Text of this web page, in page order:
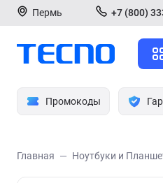
Пермь +7 (800)
Промокоды
Главная Ноутбуки и